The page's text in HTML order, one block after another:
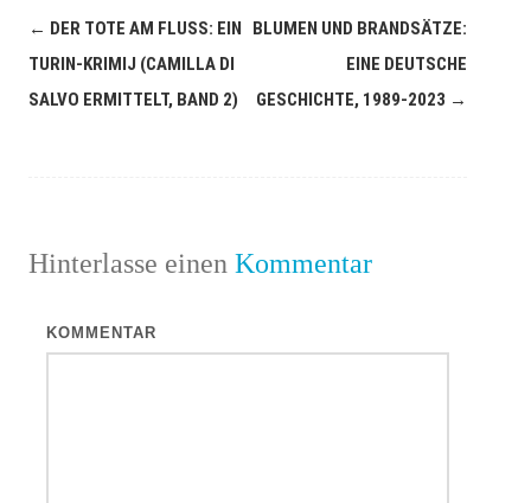
Navigation
(Beiträge)
← DER TOTE AM FLUSS: EIN
TURIN-KRIMIJ (CAMILLA DI
SALVO ERMITTELT, BAND 2)
BLUMEN UND BRANDSÄTZE:
EINE DEUTSCHE
GESCHICHTE, 1989-2023 →
Hinterlasse einen Kommentar
KOMMENTAR